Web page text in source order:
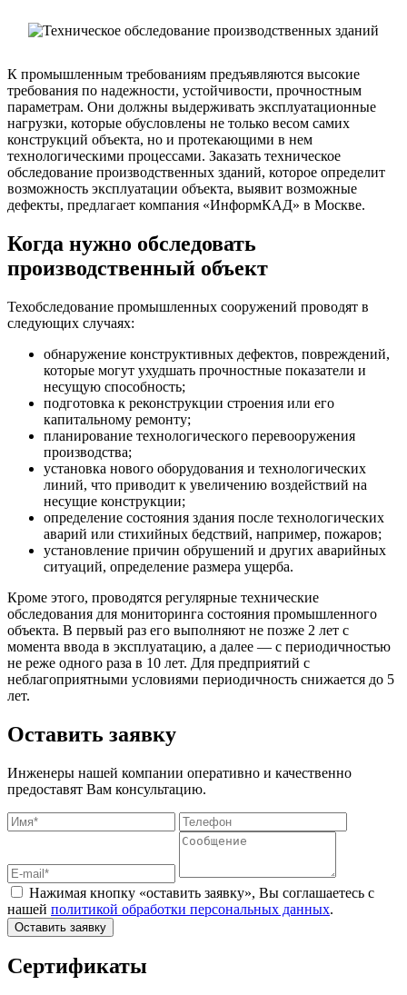
К промышленным требованиям предъявляются высокие
требования по надежности, устойчивости, прочностным
параметрам. Они должны выдерживать эксплуатационные
нагрузки, которые обусловлены не только весом самих
конструкций объекта, но и протекающими в нем
технологическими процессами. Заказать техническое
обследование производственных зданий, которое определит
возможность эксплуатации объекта, выявит возможные
дефекты, предлагает компания «ИнформКАД» в Москве.
Когда нужно обследовать
производственный объект
Техобследование промышленных сооружений проводят в
следующих случаях:
обнаружение конструктивных дефектов, повреждений,
которые могут ухудшать прочностные показатели и
несущую способность;
подготовка к реконструкции строения или его
капитальному ремонту;
планирование технологического перевооружения
производства;
установка нового оборудования и технологических
линий, что приводит к увеличению воздействий на
несущие конструкции;
определение состояния здания после технологических
аварий или стихийных бедствий, например, пожаров;
установление причин обрушений и других аварийных
ситуаций, определение размера ущерба.
Кроме этого, проводятся регулярные технические
обследования для мониторинга состояния промышленного
объекта. В первый раз его выполняют не позже 2 лет с
момента ввода в эксплуатацию, а далее — с периодичностью
не реже одного раза в 10 лет. Для предприятий с
неблагоприятными условиями периодичность снижается до 5
лет.
Оставить заявку
Инженеры нашей компании оперативно и качественно
предоставят Вам консультацию.
Нажимая кнопку «оставить заявку», Вы соглашаетесь с
нашей политикой обработки персональных данных.
Оставить заявку
Сертификаты